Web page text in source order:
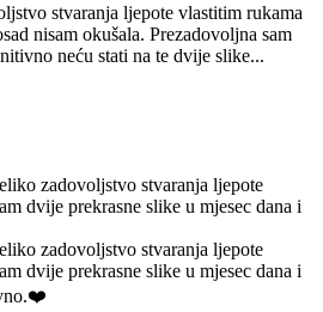
stvaranja ljepote vlastitim rukama
nisam okušala. Prezadovoljna sam
neću stati na te dvije slike...
zadovoljstvo stvaranja ljepote
dvije prekrasne slike u mjesec dana i
zadovoljstvo stvaranja ljepote
dvije prekrasne slike u mjesec dana i